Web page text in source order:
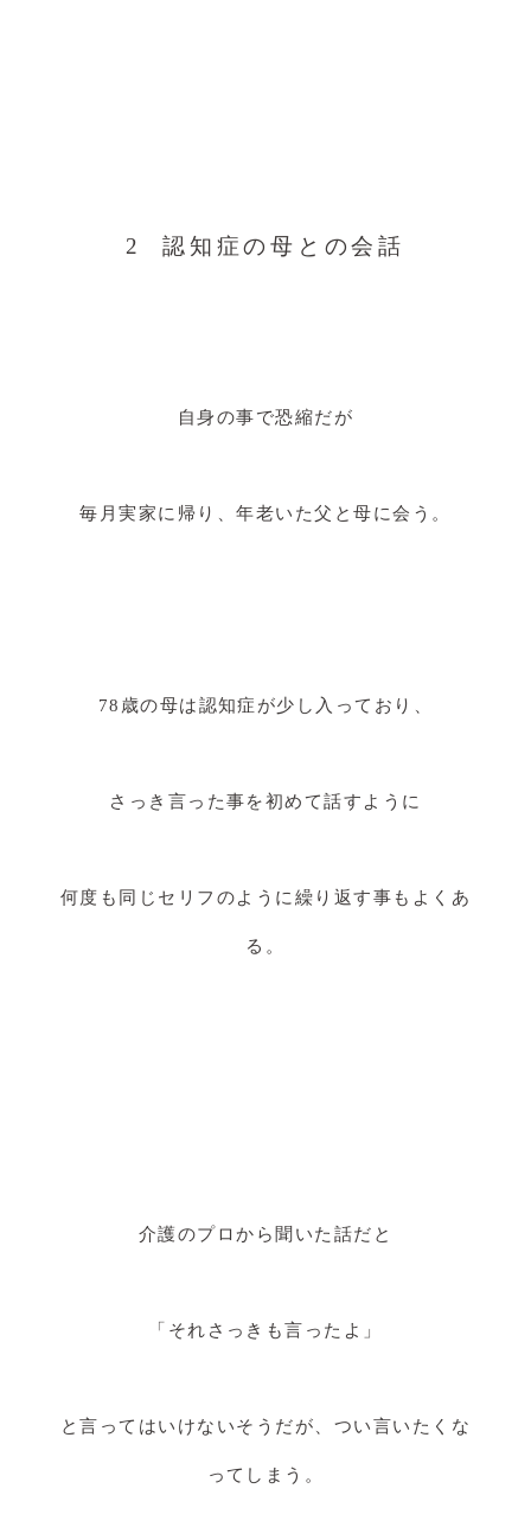
2 認知症の母との会話
自身の事で恐縮だが
毎月実家に帰り、年老いた父と母に会う。
78歳の母は認知症が少し入っており、
さっき言った事を初めて話すように
何度も同じセリフのように繰り返す事もよくあ
る。
介護のプロから聞いた話だと
「それさっきも言ったよ」
と言ってはいけないそうだが、つい言いたくな
ってしまう。